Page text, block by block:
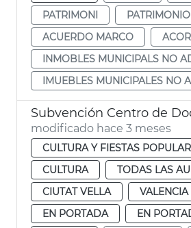
PATRIMONI
PATRIMONIO
ACUERDO MARCO
INMOBLES MUNICIPALS NO
IMUEBLES MUNICIPALES NO
modificado hace 3 meses
CULTURA Y FIESTAS
CULTURA
TODAS LAS
CIUTAT VELLA
VALENCIA
EN PORTADA
EN